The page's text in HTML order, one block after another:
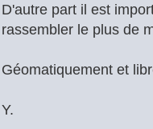
D'autre part il est
rassembler le plus de
Géomatiquement et
Y.